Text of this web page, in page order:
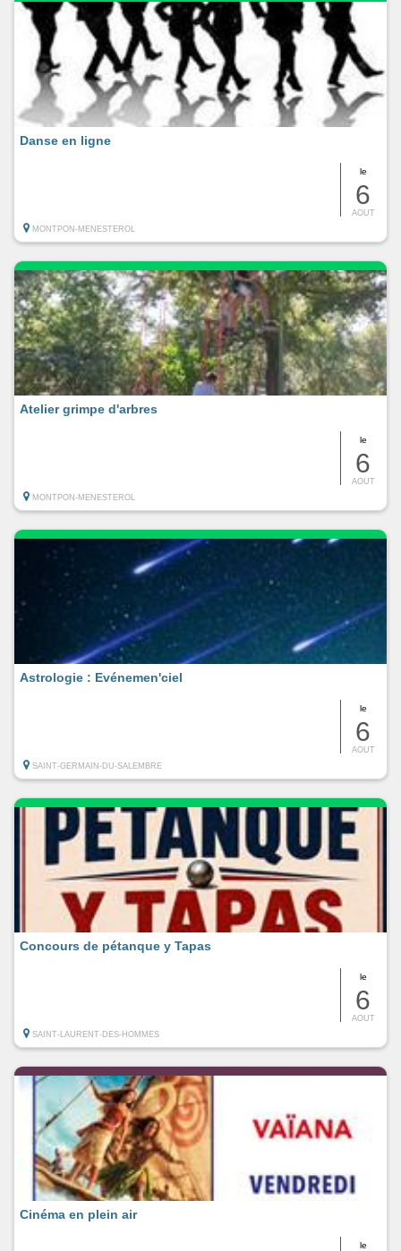
le
6
AOUT
Danse en ligne
MONTPON-MENESTEROL
le
6
AOUT
Atelier grimpe d'arbres
MONTPON-MENESTEROL
le
6
AOUT
Astrologie : Evénemen'ciel
SAINT-GERMAIN-DU-SALEMBRE
le
6
AOUT
Concours de pétanque y Tapas
SAINT-LAURENT-DES-HOMMES
le
Cinéma en plein air